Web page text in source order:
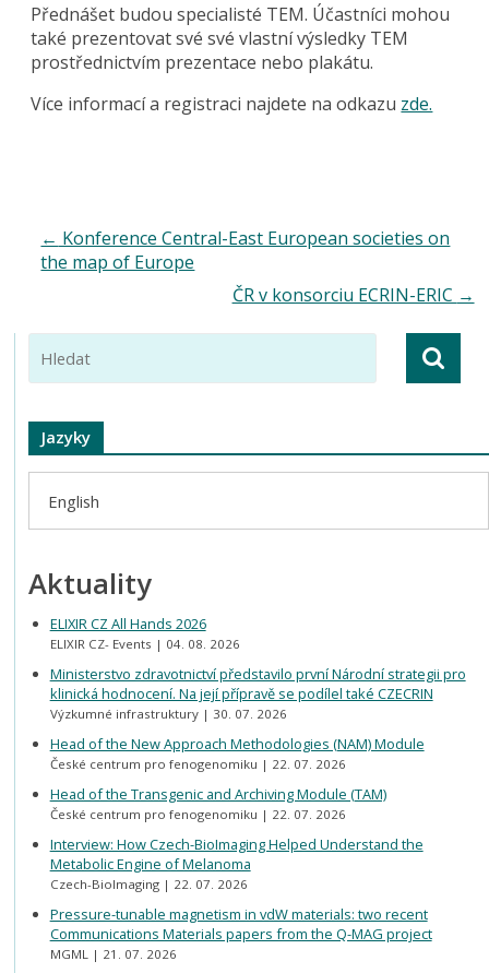
Přednášet budou specialisté TEM. Účastníci mohou
také prezentovat své své vlastní výsledky TEM
prostřednictvím prezentace nebo plakátu.
Více informací a registraci najdete na odkazu zde.
← Konference Central-East European societies on
the map of Europe
ČR v konsorciu ECRIN-ERIC →
Jazyky
English
Aktuality
ELIXIR CZ All Hands 2026
ELIXIR CZ- Events 04. 08. 2026
Ministerstvo zdravotnictví představilo první Národní strategii pro
klinická hodnocení. Na její přípravě se podílel také CZECRIN
Výzkumné infrastruktury 30. 07. 2026
Head of the New Approach Methodologies (NAM) Module
České centrum pro fenogenomiku 22. 07. 2026
Head of the Transgenic and Archiving Module (TAM)
České centrum pro fenogenomiku 22. 07. 2026
Interview: How Czech-BioImaging Helped Understand the
Metabolic Engine of Melanoma
Czech-BioImaging 22. 07. 2026
Pressure-tunable magnetism in vdW materials: two recent
Communications Materials papers from the Q-MAG project
MGML 21. 07. 2026